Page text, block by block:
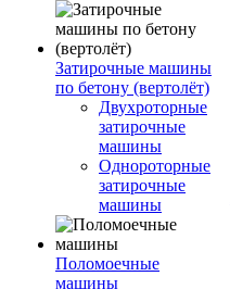
Затирочные машины
по бетону (вертолёт)
Двухроторные
затирочные
машины
Однороторные
затирочные
машины
Поломоечные
машины